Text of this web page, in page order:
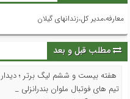
معارفه،مدیر کل،زندانهای گیلان
مطلب قبل و بعد
هفته بیست و ششم لیگ برتر ؛ دیدار
تیم های فوتبال ملوان بندرانزلی _